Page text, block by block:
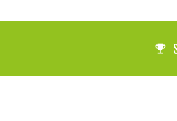
emoji_events